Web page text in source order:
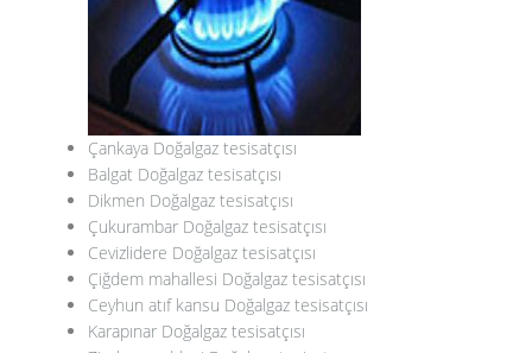
Çankaya Doğalgaz tesisatçısı
Balgat Doğalgaz tesisatçısı
Dikmen Doğalgaz tesisatçısı
Çukurambar Doğalgaz tesisatçısı
Cevizlidere Doğalgaz tesisatçısı
Çiğdem mahallesi Doğalgaz tesisatçısı
Ceyhun atıf kansu Doğalgaz tesisatçısı
Karapınar Doğalgaz tesisatçısı